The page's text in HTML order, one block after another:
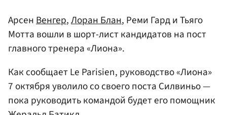
АрсенВенгер,Лоран Блан, Реми Гард и Тьяго
Мотта вошли в шорт-лист кандидатов на пост
главного тренера «Лиона».
Как сообщает Le Parisien, руководство «Лиона»
7 октября уволило со своего поста Силвиньо —
пока руководить командой будет его помощник